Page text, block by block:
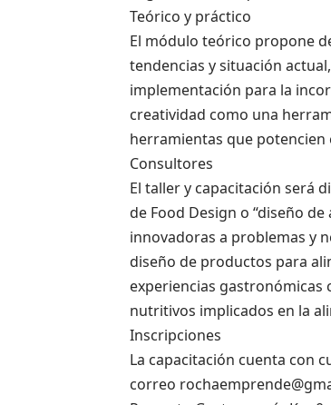
Teórico y práctico
El módulo teórico propone
tendencias y situación
implementación para la
creatividad como una
herramientas que
Consultores
El taller y capacitación será
de Food Design o “diseño
innovadoras a problemas y
diseño de productos para
experiencias gastronómicas
nutritivos implicados en la
Inscripciones
La capacitación cuenta con
correo